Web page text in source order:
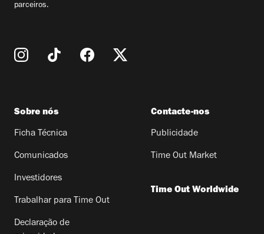
parceiros.
Sobre nós
Ficha Técnica
Comunicados
Investidores
Trabalhar para Time Out
Declaração de
Contacte-nos
Publicidade
Time Out Market
Time Out Worldwide